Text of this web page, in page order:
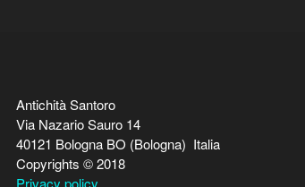
Antichità Santoro
Via Nazario Sauro 14
40121 Bologna BO (Bologna) Italia
Copyrights © 2018
Privacy policy